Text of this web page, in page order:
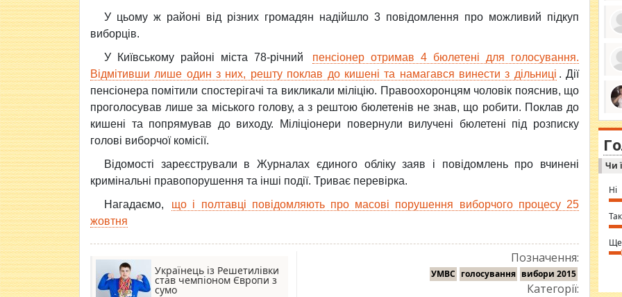
У цьому ж районі від різних громадян надійшло 3 повідомлення про можливий підкуп
виборців.
У Київському районі міста 78-річний
пенсіонер отримав 4 бюлетені для голосування.
Відмітивши лише один з них, решту поклав до кишені та намагався винести з дільниці . Дії
пенсіонера помітили спостерігачі та викликали міліцію. Правоохоронцям чоловік пояснив, що
проголосував лише за міського голову, а з рештою бюлетенів не знав, що робити. Поклав до
кишені та попрямував до виходу. Міліціонери повернули вилучені бюлетені під розписку
голові виборчої комісії.
Відомості зареєстрували в Журналах єдиного обліку заяв і повідомлень про вчинені
кримінальні правопорушення та інші події. Триває перевірка.
Нагадаємо,
що і полтавці повідомляють про масові порушення виборчого процесу 25
жовтня
Українець із Решетилівки
став чемпіоном Європи з
сумо
Позначення:
УМВС голосування вибори 2015
Категорії:
за
ми
in
⇒
Чи
Ні
Так
Ще